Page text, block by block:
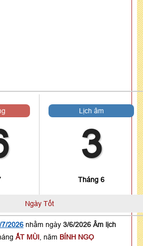
Lịch âm
3
Tháng 6
Ngày Tốt
7/2026 nhằm ngày 3/6/2026 Âm lịch
ẤT MÙI , năm BÍNH NGỌ